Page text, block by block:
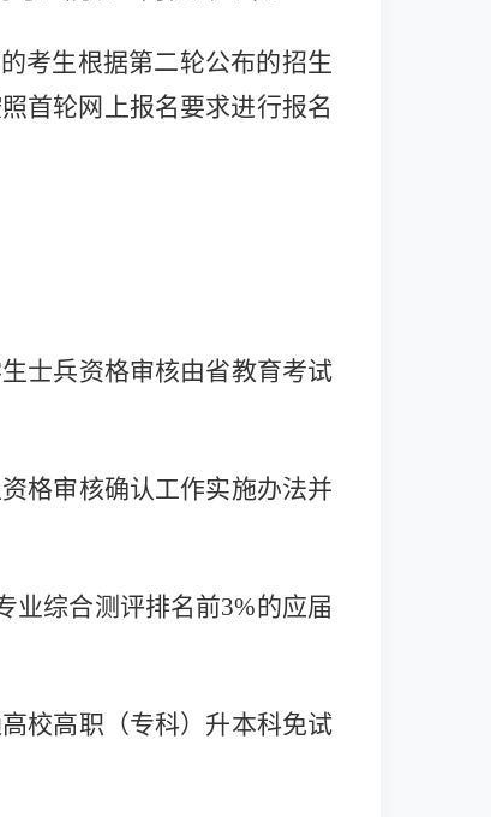
考生根据第二轮公布的招生
首轮网上报名要求进行报名
士兵资格审核由省教育考试
格审核确认工作实施办法并
业综合测评排名前3%的应届
校高职（专科）升本科免试